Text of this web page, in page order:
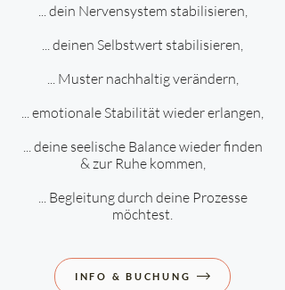
... dein Nervensystem stabilisieren,
... deinen Selbstwert stabilisieren,
... Muster nachhaltig verändern,
... emotionale Stabilität wieder erlangen,
... deine seelische Balance wieder finden
& zur Ruhe kommen,
... Begleitung durch deine Prozesse
möchtest.
INFO & BUCHUNG